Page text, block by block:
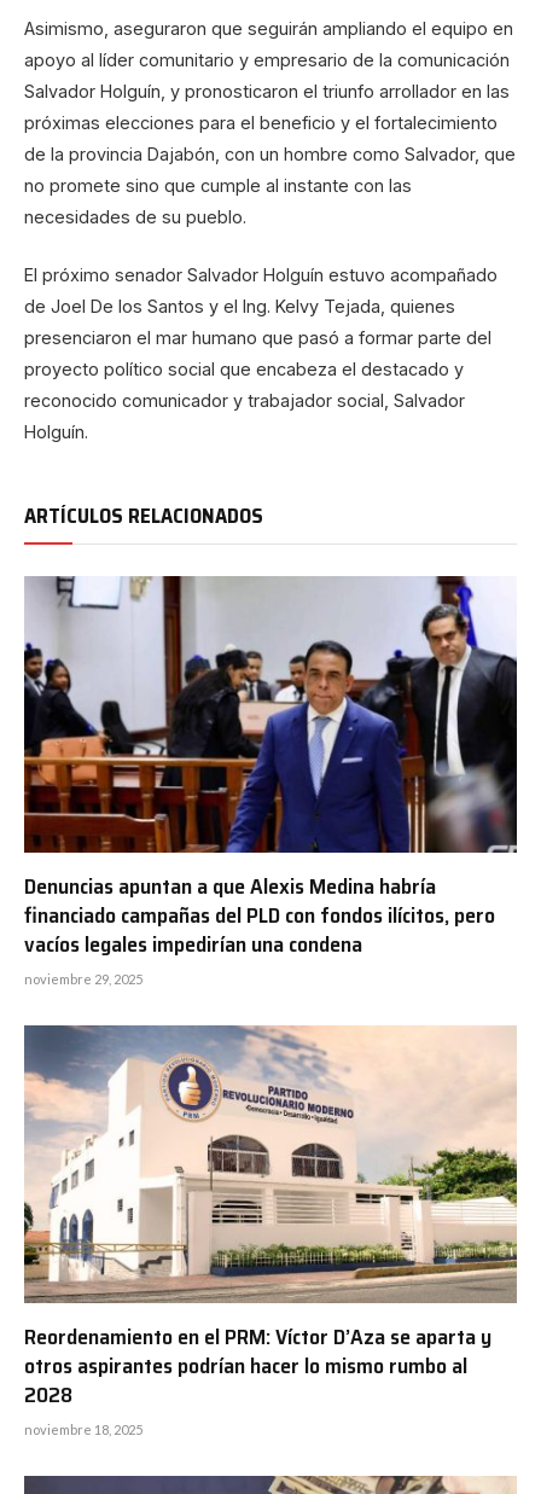
Asimismo, aseguraron que seguirán ampliando el equipo en
apoyo al líder comunitario y empresario de la comunicación
Salvador Holguín, y pronosticaron el triunfo arrollador en las
próximas elecciones para el beneficio y el fortalecimiento
de la provincia Dajabón, con un hombre como Salvador, que
no promete sino que cumple al instante con las
necesidades de su pueblo.
El próximo senador Salvador Holguín estuvo acompañado
de Joel De los Santos y el Ing. Kelvy Tejada, quienes
presenciaron el mar humano que pasó a formar parte del
proyecto político social que encabeza el destacado y
reconocido comunicador y trabajador social, Salvador
Holguín.
ARTÍCULOS RELACIONADOS
Denuncias apuntan a que Alexis Medina habría
financiado campañas del PLD con fondos ilícitos, pero
vacíos legales impedirían una condena
noviembre 29, 2025
Reordenamiento en el PRM: Víctor D’Aza se aparta y
otros aspirantes podrían hacer lo mismo rumbo al
2028
noviembre 18, 2025